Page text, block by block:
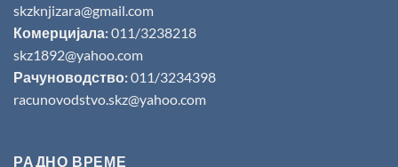
skzknjizara@gmail.com
Комерцијала:011/3238218
skz1892@yahoo.com
Рачуноводство:011/3234398
racunovodstvo.skz@yahoo.com
РАДНО ВРЕМЕ